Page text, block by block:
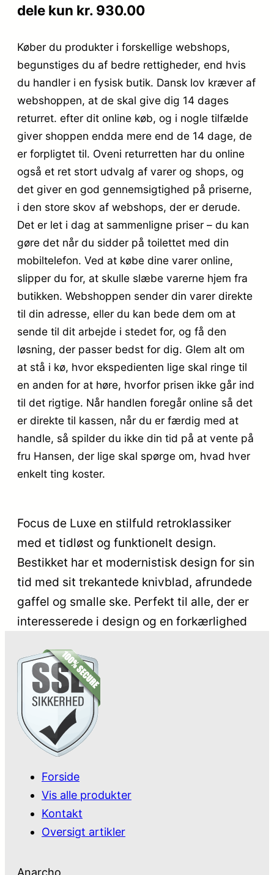
dele kun kr. 930.00
Køber du produkter i forskellige webshops,
begunstiges du af bedre rettigheder, end hvis
du handler i en fysisk butik. Dansk lov kræver af
webshoppen, at de skal give dig 14 dages
returret. efter dit online køb, og i nogle tilfælde
giver shoppen endda mere end de 14 dage, de
er forpligtet til. Oveni returretten har du online
også et ret stort udvalg af varer og shops, og
det giver en god gennemsigtighed på priserne,
i den store skov af webshops, der er derude.
Det er let i dag at sammenligne priser – du kan
gøre det når du sidder på toilettet med din
mobiltelefon. Ved at købe dine varer online,
slipper du for, at skulle slæbe varerne hjem fra
butikken. Webshoppen sender din varer direkte
til din adresse, eller du kan bede dem om at
sende til dit arbejde i stedet for, og få den
løsning, der passer bedst for dig. Glem alt om
at stå i kø, hvor ekspedienten lige skal ringe til
en anden for at høre, hvorfor prisen ikke går ind
til det rigtige. Når handlen foregår online så det
er direkte til kassen, når du er færdig med at
handle, så spilder du ikke din tid på at vente på
fru Hansen, der lige skal spørge om, hvad hver
enkelt ting koster.
Focus de Luxe en stilfuld retroklassiker
med et tidløst og funktionelt design.
Bestikket har et modernistisk design for sin
tid med sit trekantede knivblad, afrundede
gaffel og smalle ske. Perfekt til alle, der er
interesserede i design og en forkærlighed
Forside
Vis alle produkter
Kontakt
Oversigt artikler
Anarcho